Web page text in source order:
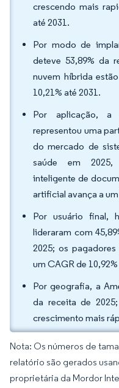
crescendo mais
até 2031.
Por modo de
deteve 53,89% da
nuvem híbrida
10,21% até 2031.
Por aplicação, a
representou uma
do mercado de
saúde em 2025,
inteligente de
artificial avança a
Por usuário final,
lideraram com
2025; os
um CAGR de
Por geografia, a
da receita de
crescimento mais
Nota: Os números de
relatório são gerados
proprietária da Mordor